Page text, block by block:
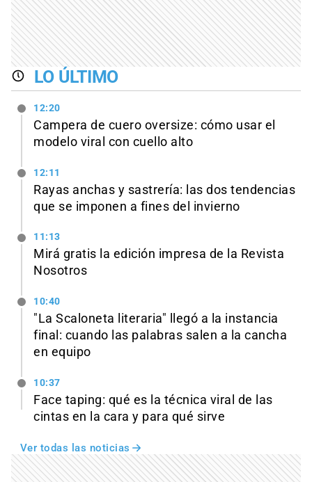
LO ÚLTIMO
12:20
Campera de cuero oversize: cómo usar el
modelo viral con cuello alto
12:11
Rayas anchas y sastrería: las dos tendencias
que se imponen a fines del invierno
11:13
Mirá gratis la edición impresa de la Revista
Nosotros
10:40
"La Scaloneta literaria" llegó a la instancia
final: cuando las palabras salen a la cancha
en equipo
10:37
Face taping: qué es la técnica viral de las
cintas en la cara y para qué sirve
Ver todas las noticias